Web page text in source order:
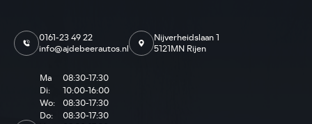
0161-23 49 22
info@ajdebeerautos.nl
Nijverheidslaan 1
5121MN Rijen
Ma
08:30-17:30
Di:
10:00-16:00
Wo:
08:30-17:30
Do:
08:30-17:30